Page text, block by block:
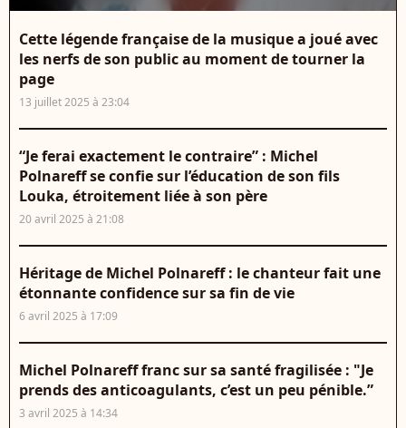
Cette légende française de la musique a joué avec
les nerfs de son public au moment de tourner la
page
13 juillet 2025 à 23:04
“Je ferai exactement le contraire” : Michel
Polnareff se confie sur l’éducation de son fils
Louka, étroitement liée à son père
20 avril 2025 à 21:08
Héritage de Michel Polnareff : le chanteur fait une
étonnante confidence sur sa fin de vie
6 avril 2025 à 17:09
Michel Polnareff franc sur sa santé fragilisée : "Je
prends des anticoagulants, c’est un peu pénible.”
3 avril 2025 à 14:34